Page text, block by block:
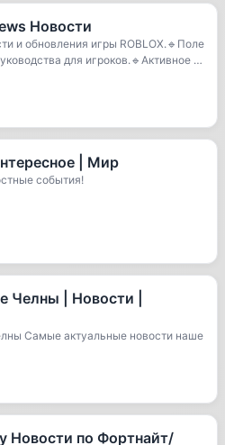
Новости
и обновления игры ROBLOX.🔹Поле
для игроков.🔹Активное и
| Мир
события!
Челны | Новости |
Самые актуальные новости наше
Новости по Фортнайт/